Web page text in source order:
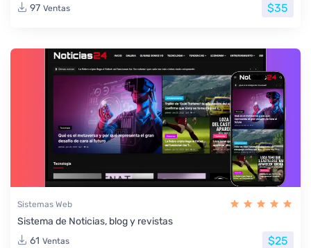
97 Ventas $35
Sistemas Web
Sistema de Noticias, blog y revistas
61 Ventas $25